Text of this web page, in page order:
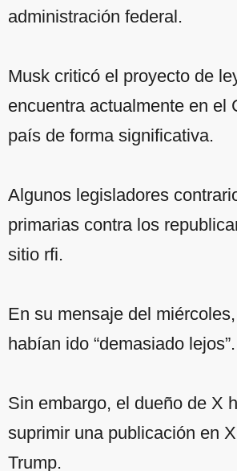
administración federal.
Musk criticó el proyecto de
encuentra actualmente en el
país de forma significativa.
Algunos legisladores
primarias contra los
sitio rfi.
En su mensaje del
habían ido “demasiado lejos”.
Sin embargo, el dueño de X
suprimir una publicación en
Trump.